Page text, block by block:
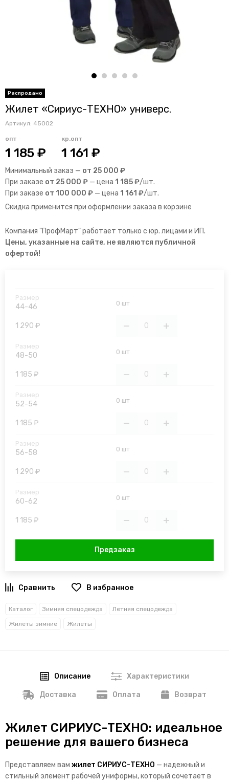
Жилет «Сириус-ТЕХНО» универс.
Артикул: 45002
опт
1 185 ₽
кр.опт
1 161 ₽
Минимальный заказ — от 25 000 ₽
При заказе от 25 000 ₽ — цена 1 185 ₽/шт.
При заказе от 100 000 ₽ — цена 1 161 ₽/шт.
Скидка применится при оформлении заказа в корзине
Компания "ПрофМарт" работает только с юр. лицами и ИП.
Цены, указанные на сайте, не являются публичной
офертой!
44-46 0 шт
1 290 ₽
48-50 0 шт
1 185 ₽
52-54 0 шт
1 185 ₽
56-58 0 шт
1 290 ₽
60-62 0 шт
1 185 ₽
Предзаказ
В избранное
Каталог Зимняя спецодежда Летняя спецодежда
Жилеты зимние Жилеты
Описание Характеристики
Доставка Оплата Возврат
Жилет СИРИУС-ТЕХНО: идеальное
решение для вашего бизнеса
Представляем вам жилет СИРИУС-ТЕХНО — надежный и
стильный элемент рабочей униформы, который сочетает в